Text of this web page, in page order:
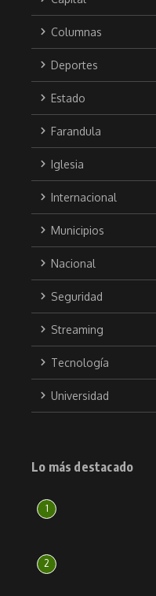
Columnas
Deportes
Estado
Farandula
Iglesia
Internacional
Municipios
Nacional
Seguridad
Streaming
Tecnología
Universidad
Lo más destacado
1
2